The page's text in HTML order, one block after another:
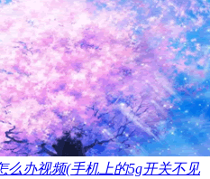
么办视频(手机上的5g开关不见